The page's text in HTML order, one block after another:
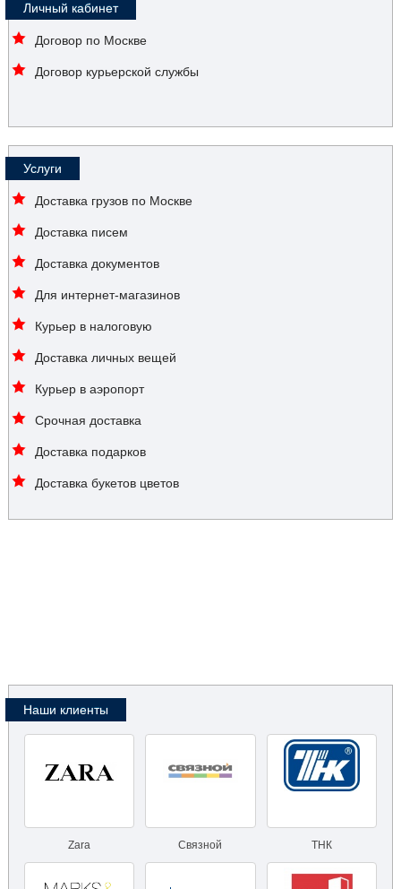
Личный кабинет
Договор по Москве
Договор курьерской службы
Услуги
Доставка грузов по Москве
Доставка писем
Доставка документов
Для интернет-магазинов
Курьер в налоговую
Доставка личных вещей
Курьер в аэропорт
Срочная доставка
Доставка подарков
Доставка букетов цветов
Наши клиенты
Zara Связной ТНК